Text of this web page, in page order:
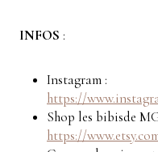
INFOS :
Instagram :
https://
Shop les bibisde
https://